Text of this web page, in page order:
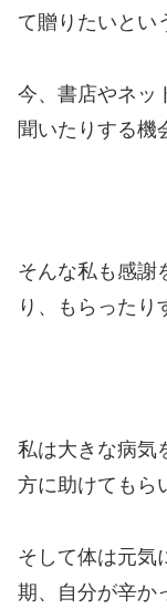
て贈りたいとい
今、書店やネッ
聞いたりする機
そんな私も感謝
り、もらったり
私は大きな病気
方に助けてもら
そして体は元気
期、自分が辛か